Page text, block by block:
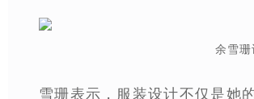
余雪珊
雪珊表示，服装设计不仅是她